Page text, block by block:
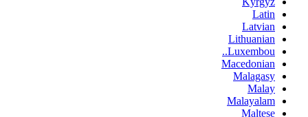
Latin
Latvian
Lithuanian
Luxembou..
Macedonian
Malagasy
Malay
Malayalam
Maltese